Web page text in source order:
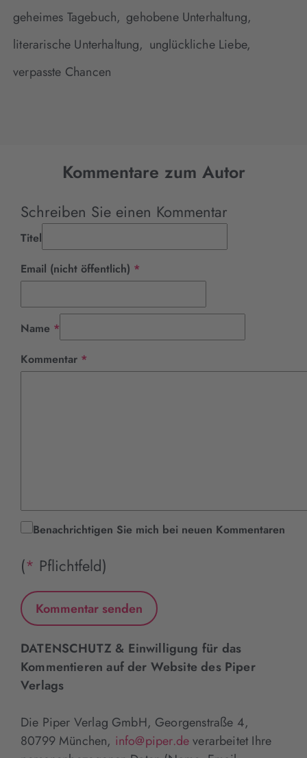
geheimes Tagebuch, gehobene Unterhaltung,
literarische Unterhaltung, unglückliche Liebe,
verpasste Chancen
Kommentare zum Autor
Schreiben Sie einen Kommentar
Titel
Email (nicht öffentlich) *
Name *
Kommentar *
Benachrichtigen Sie mich bei neuen Kommentaren
(* Pflichtfeld)
DATENSCHUTZ & Einwilligung für das
Kommentieren auf der Website des Piper
Verlags
Die Piper Verlag GmbH, Georgenstraße 4,
80799 München, info@piper.deverarbeitet Ihre